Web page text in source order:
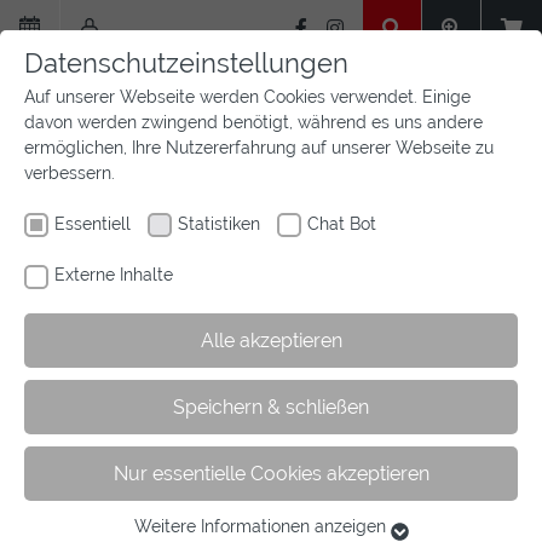
Zum
Hauptinhalt
springen
Sie
hier:
Startseite Aktuelles Newsfeed
DJM Fahren 2025
Datenschutzeinstellungen
Auf unserer Webseite werden Cookies verwendet. Einige
davon werden zwingend benötigt, während es uns andere
ermöglichen, Ihre Nutzererfahrung auf unserer Webseite zu
verbessern.
Essentiell Statistiken Chat Bot
Externe Inhalte
Alle akzeptieren
Speichern & schließen
Nur essentielle Cookies akzeptieren
Weitere Informationen anzeigen